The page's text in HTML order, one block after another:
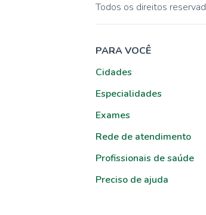
Todos os direitos
PARA VOCÊ
Cidades
Especialidades
Exames
Rede de atendimento
Profissionais de saúde
Preciso de ajuda